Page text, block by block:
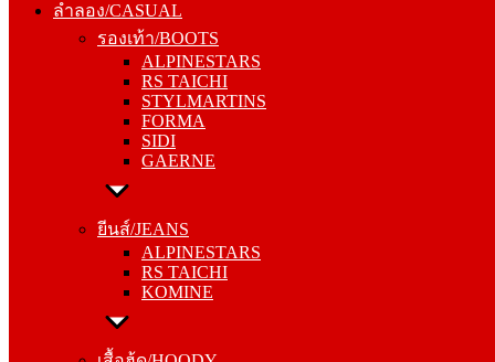
ลำลอง/CASUAL
รองเท้า/BOOTS
ALPINESTARS
RS TAICHI
STYLMARTINS
FORMA
SIDI
GAERNE
ยีนส์/JEANS
ALPINESTARS
RS TAICHI
KOMINE
ALPINESTARS
RS TAICHI
STYLMARTINS
FORMA
SIDI
GAERNE
ยีนส์/JEANS
RS TAICHI
KOMINE
เสื้อฮู้ด/HOODY